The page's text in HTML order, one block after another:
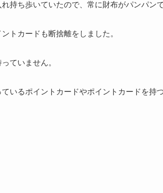
持ち歩いていたので、常に財布がパンパンで
トカードも断捨離をしました。
ていません。
いるポイントカードやポイントカードを持